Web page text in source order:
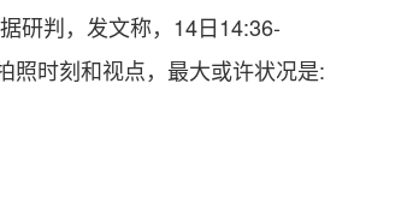
研判，发文称，14日14:36-
照时刻和视点，最大或许状况是: